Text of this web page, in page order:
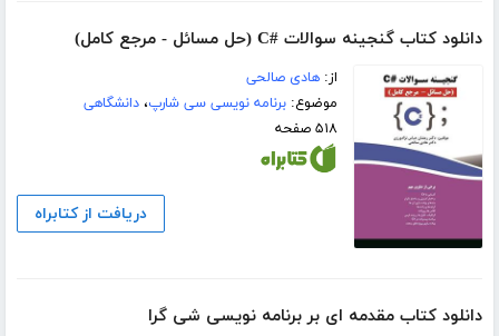
دانلود کتاب گنجینه سوالات #C (حل مسائل - مرجع کامل)
از:هادی صالحی
موضوع:برنامه نویسی سی شارپ،دانشگاهی
۵۱۸ صفحه
دریافت از کتابراه
دانلود کتاب مقدمه ای بر برنامه نویسی شی گرا